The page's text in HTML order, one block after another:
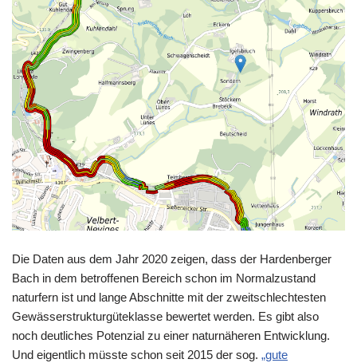
Die Daten aus dem Jahr 2020 zeigen, dass der Hardenberger
Bach in dem betroffenen Bereich schon im Normalzustand
naturfern ist und lange Abschnitte mit der zweitschlechtesten
Gewässerstrukturgüteklasse bewertet werden. Es gibt also
noch deutliches Potenzial zu einer naturnäheren Entwicklung.
Und eigentlich müsste schon seit 2015 der sog. „gute